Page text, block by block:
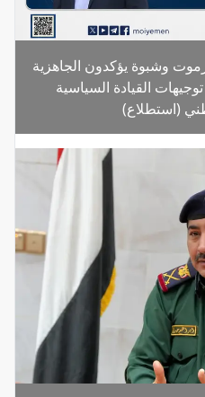
وشبوة يؤكدون الجاهزية
توجيهات القيادة السياسية
(استطلاع)